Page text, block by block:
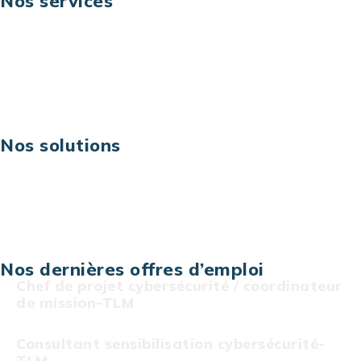
Nos solutions
Nos dernières offres d’emploi
Chef de projet cybersécurité / coordinateur